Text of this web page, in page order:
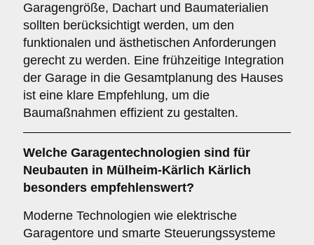
Garagengröße, Dachart und Baumaterialien
sollten berücksichtigt werden, um den
funktionalen und ästhetischen Anforderungen
gerecht zu werden. Eine frühzeitige Integration
der Garage in die Gesamtplanung des Hauses
ist eine klare Empfehlung, um die
Baumaßnahmen effizient zu gestalten.
Welche Garagentechnologien sind für
Neubauten in Mülheim-Kärlich Kärlich
besonders empfehlenswert?
Moderne Technologien wie elektrische
Garagentore und smarte Steuerungssysteme